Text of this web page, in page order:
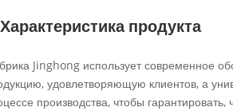
Характеристика продукта
Jinghong использует современное
удовлетворяющую клиентов, а
производства, чтобы